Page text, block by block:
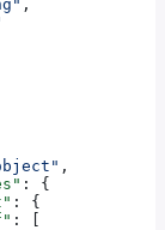
,
,
: {
: {
: [